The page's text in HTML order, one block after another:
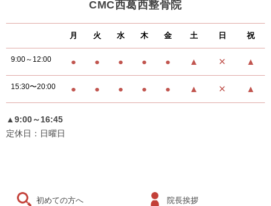
初めての方へ 院長挨拶
CMC西葛西整骨院
月 火 水 木 金 土 日 祝
9:00～12:00 ● ● ● ● ● ▲ ✕ ▲
15:30〜20:00 ● ● ● ● ● ▲ ✕ ▲
▲9:00～16:45
定休日：日曜日